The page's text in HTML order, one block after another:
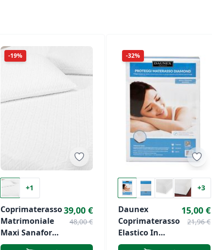
-19%
+1
Coprimaterasso
Matrimoniale
Maxi Sanaform
Daunex
39,00 €
48,00 €
-32%
+3
Daunex
Coprimaterasso
Elastico In
Cotone
15,00 €
21,96 €